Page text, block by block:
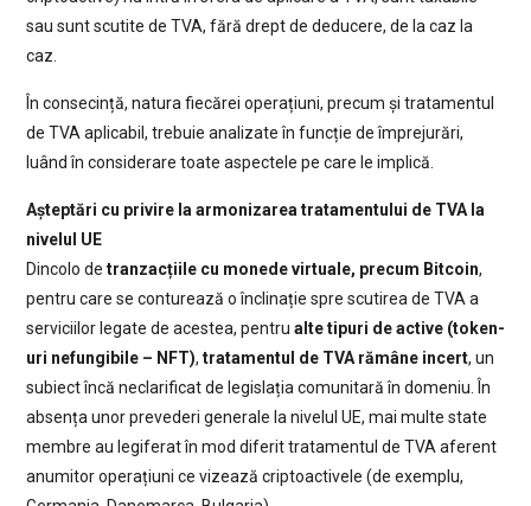
sau sunt scutite de TVA, fără drept de deducere, de la caz la
caz.
În consecință, natura fiecărei operațiuni, precum și tratamentul
de TVA aplicabil, trebuie analizate în funcție de împrejurări,
luând în considerare toate aspectele pe care le implică.
Așteptări cu privire la armonizarea tratamentului de TVA la
nivelul UE
Dincolo de tranzacțiile cu monede virtuale, precum Bitcoin,
pentru care se conturează o înclinație spre scutirea de TVA a
serviciilor legate de acestea, pentru alte tipuri de active (token-
uri nefungibile – NFT), tratamentul de TVA rămâne incert, un
subiect încă neclarificat de legislația comunitară în domeniu. În
absența unor prevederi generale la nivelul UE, mai multe state
membre au legiferat în mod diferit tratamentul de TVA aferent
anumitor operațiuni ce vizează criptoactivele (de exemplu,